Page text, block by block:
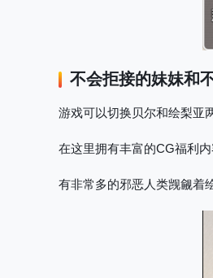
不会拒接的妹妹和
游戏可以切换贝尔和绘梨亚
在这里拥有丰富的CG福利
有非常多的邪恶人类觊觎着